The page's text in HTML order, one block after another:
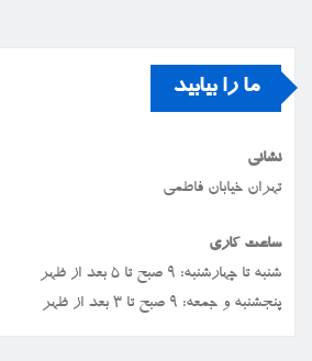
ما را بیابید
نشانی
تهران خیابان فاطمی
ساعت کاری
شنبه تا چهارشنبه: ۹ صبح تا ۵ بعد از ظهر
پنجشنبه و جمعه: ۹ صبح تا ۳ بعد از ظهر